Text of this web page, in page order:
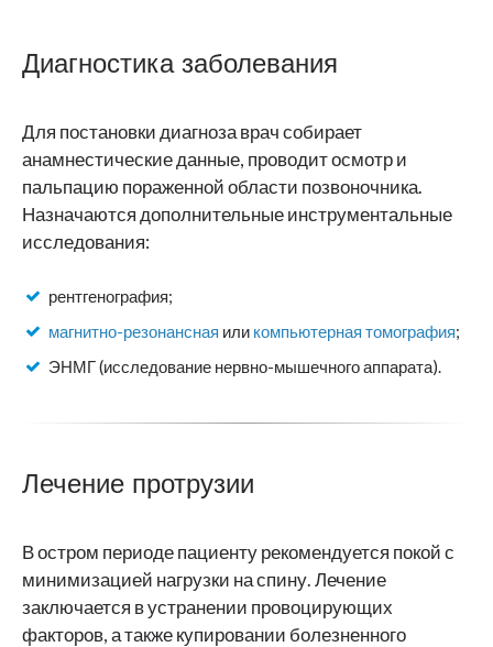
Диагностика заболевания
Для постановки диагноза врач собирает
анамнестические данные, проводит осмотр и
пальпацию пораженной области позвоночника.
Назначаются дополнительные инструментальные
исследования:
рентгенография;
магнитно-резонансная или компьютерная томография;
ЭНМГ (исследование нервно-мышечного аппарата).
Лечение протрузии
В остром периоде пациенту рекомендуется покой с
минимизацией нагрузки на спину. Лечение
заключается в устранении провоцирующих
факторов, а также купировании болезненного